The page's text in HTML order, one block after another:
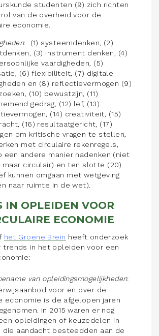
studenten (9) zich richten
van de overheid voor de
economie.
: (1) systeemdenken, (2)
(3) instrument denken, (4)
vaardigheden, (5)
(6) flexibiliteit, (7) digitale
en (8) reflectievermogen (9)
(10) bewustzijn, (11)
gedrag, (12) lef, (13)
(14) creativiteit, (15)
(16) resultaatgericht, (17)
om kritische vragen te stellen,
met circulaire rekenregels,
een andere manier nadenken (niet
maar circulair) en ten slotte (20)
kunnen omgaan met wetgeving
naar ruimte in de wet).
IN OPLEIDEN VOOR
ECONOMIE
het Groene Brein heeft onderzoek
trends in het opleiden voor een
van opleidingsmogelijkheden:
voor en over de
economie is de afgelopen jaren
In 2015 waren er nog
opleidingen of keuzedelen in
die aandacht besteedden aan de